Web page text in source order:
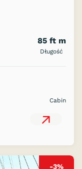
85 ft m
Długość
Cabin
-3%